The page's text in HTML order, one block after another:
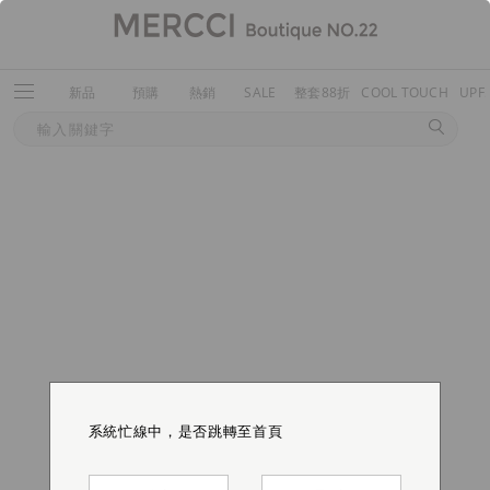
新品 預購 熱銷 SALE 整套88折 COOL TOUCH
系統忙線中，是否跳轉至首頁
系統忙線中，是否跳轉至首頁
系統忙線中，是否跳轉至首頁
系統忙線中，是否跳轉至首頁
系統忙線中，是否跳轉至首頁